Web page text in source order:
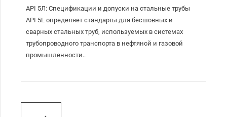
API 5Л: Спецификации и допуски на стальные трубы
API 5L определяет стандарты для бесшовных и
сварных стальных труб, используемых в системах
трубопроводного транспорта в нефтяной и газовой
промышленности..